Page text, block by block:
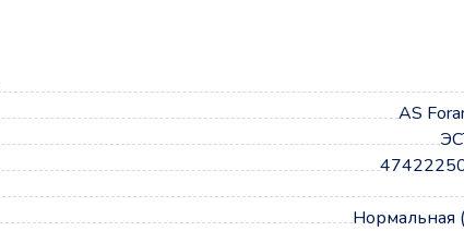
AS
Нормальная